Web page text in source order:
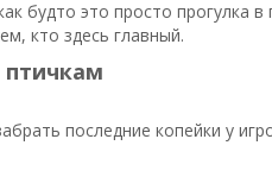
будто это просто прогулка в
кто здесь главный.
последние копейки у